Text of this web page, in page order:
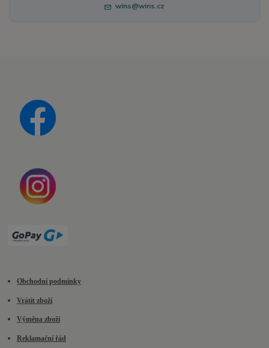
wins@wins.cz
Obchodní podmínky
Vrátit zboží
Výměna zboží
Reklamační řád